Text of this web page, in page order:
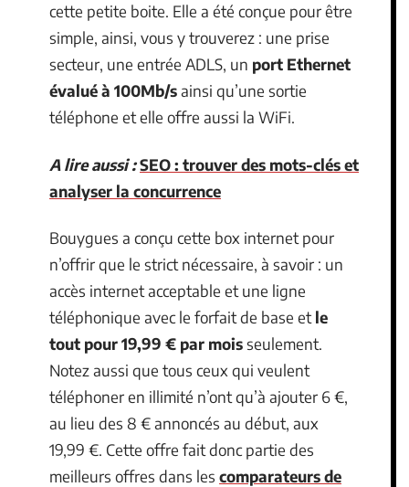
cette petite boite. Elle a été conçue pour être
simple, ainsi, vous y trouverez : une prise
secteur, une entrée ADLS, un port Ethernet
évalué à 100Mb/sainsi qu’une sortie
téléphone et elle offre aussi la WiFi.
A lire aussi :SEO : trouver des mots-clés et
analyser la concurrence
Bouygues a conçu cette box internet pour
n’offrir que le strict nécessaire, à savoir : un
accès internet acceptable et une ligne
téléphonique avec le forfait de base et le
tout pour 19,99 € par moisseulement.
Notez aussi que tous ceux qui veulent
téléphoner en illimité n’ont qu’à ajouter 6 €,
au lieu des 8 € annoncés au début, aux
19,99 €. Cette offre fait donc partie des
meilleurs offres dans les comparateurs de